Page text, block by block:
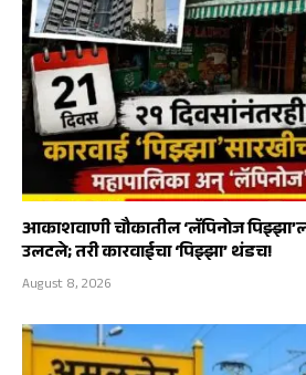
आकाशवाणी चौकातील ‘लॅपिनोज
उलटले; तरी कारवाईचा ‘पिझ्झा’ थंडच!
August 8, 2026